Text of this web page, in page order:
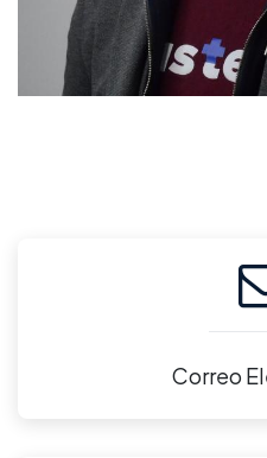
Correo